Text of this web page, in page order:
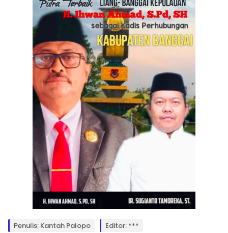
Penulis: Kantah Palopo Editor: ***